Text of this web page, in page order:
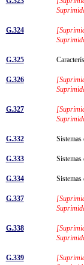
G.324
G.325
G.326
G.327
G.332
G.333
G.334
G.337
G.338
G.339